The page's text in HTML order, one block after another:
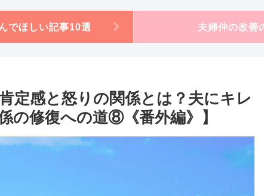
でほしい記事10選 夫婦仲の改善
定感と怒りの関係とは？夫にキレ
の修復への道⑧《番外編》】